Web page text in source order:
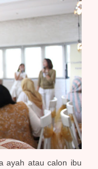
ayah atau calon ibu